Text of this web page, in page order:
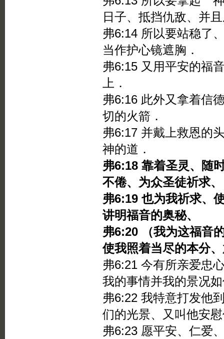
日子、抵挡仇敌、并
弗6:14 所以要站稳了
当作护心镜遮胸．
弗6:15 又用平安的福
上．
弗6:16 此外又拿着信
切的火箭．
弗6:17 并戴上救恩的
神的道．
弗6:18 靠着圣灵、随
不倦、为众圣徒祈求、
弗6:19 也为我祈求、
讲明福音的奥秘、
弗6:20 （我为这福音
使我照着当尽的本分
弗6:21 今有所亲爱忠
我的事情并我的景况
弗6:22 我特意打发他
们的光景、又叫他安
弗6:23 愿平安、仁爱